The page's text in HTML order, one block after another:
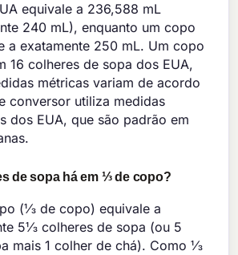
equivale a 236,588 mL
240 mL), enquanto um copo
a exatamente 250 mL. Um copo
16 colheres de sopa dos EUA,
métricas variam de acordo
conversor utiliza medidas
dos EUA, que são padrão em
de sopa há em ⅓ de copo?
(⅓ de copo) equivale a
5⅓ colheres de sopa (ou 5
mais 1 colher de chá). Como ⅓